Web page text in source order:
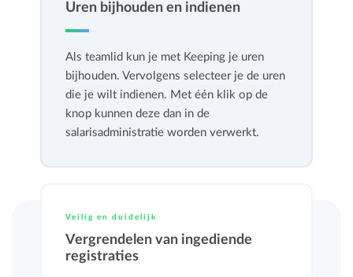
Uren bijhouden en indienen
Als teamlid kun je met Keeping je uren
bijhouden. Vervolgens selecteer je de uren
die je wilt indienen. Met één klik op de
knop kunnen deze dan in de
salarisadministratie worden verwerkt.
Veilig en duidelijk
Vergrendelen van ingediende
registraties